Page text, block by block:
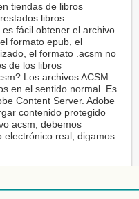
tiendas de libros
libros
fácil obtener el archivo
formato epub, el
el formato .acsm no
de los libros
Los archivos ACSM
en el sentido normal. Es
Content Server. Adobe
contenido protegido
acsm, debemos
electrónico real, digamos